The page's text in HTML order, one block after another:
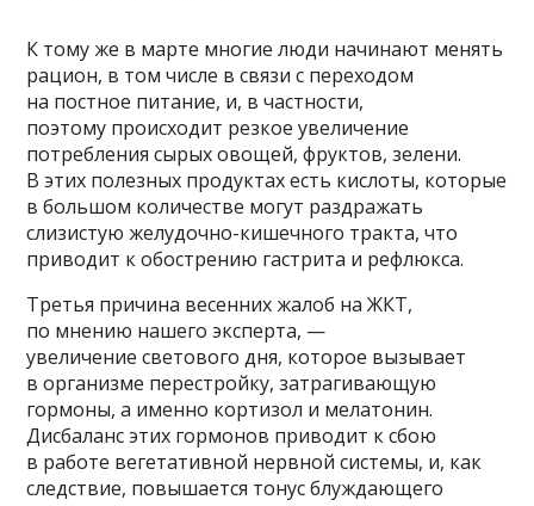
К тому же в марте многие люди начинают менять
рацион, в том числе в связи с переходом
на постное питание, и, в частности,
поэтому происходит резкое увеличение
потребления сырых овощей, фруктов, зелени.
В этих полезных продуктах есть кислоты, которые
в большом количестве могут раздражать
слизистую желудочно-кишечного тракта, что
приводит к обострению гастрита и рефлюкса.
Третья причина весенних жалоб на ЖКТ,
по мнению нашего эксперта, —
увеличение светового дня, которое вызывает
в организме перестройку, затрагивающую
гормоны, а именно кортизол и мелатонин.
Дисбаланс этих гормонов приводит к сбою
в работе вегетативной нервной системы, и, как
следствие, повышается тонус блуждающего